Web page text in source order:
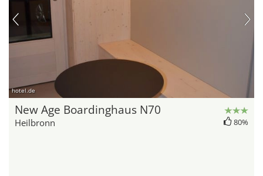
hotel.de
New Age Boardinghaus N70
Heilbronn 80%